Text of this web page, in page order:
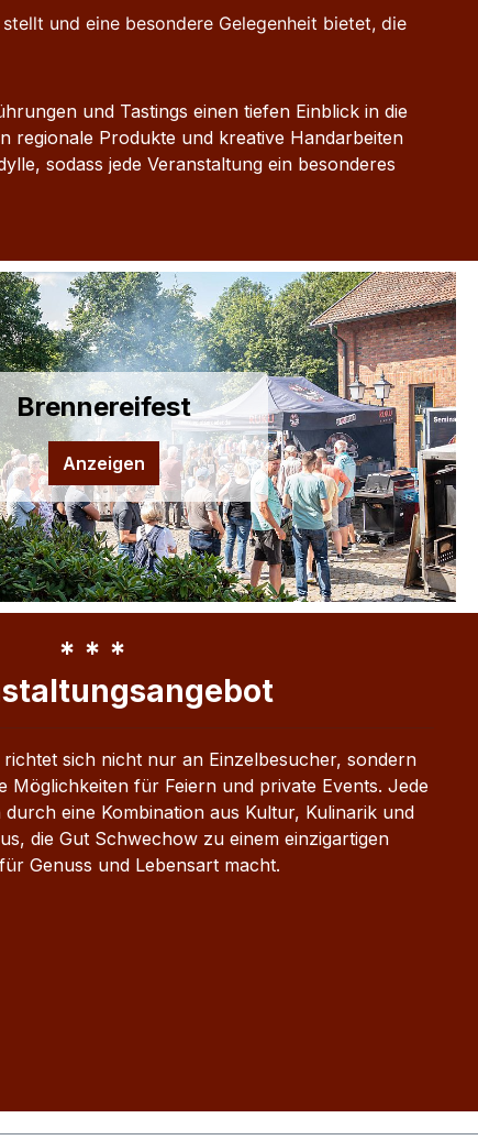
und eine besondere Gelegenheit bietet, die
und Tastings einen tiefen Einblick in die
regionale Produkte und kreative Handarbeiten
sodass jede Veranstaltung ein besonderes
Brennereifest
Anzeigen
* * *
sich nicht nur an Einzelbesucher, sondern
Möglichkeiten für Feiern und private Events. Jede
eine Kombination aus Kultur, Kulinarik und
die Gut Schwechow zu einem einzigartigen
Genuss und Lebensart macht.